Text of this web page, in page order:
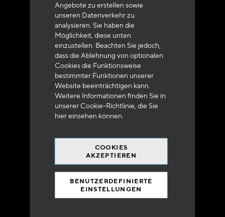
Angebote zu erstellen sowie
unseren Datenverkehr zu
analysieren. Sie haben die
Möglichkeit, diese unten
einzustellen. Beachten Sie jedoch,
dass die Ablehnung von optionalen
Cookies die Funktionsweise
bestimmter Funktionen unserer
Website beeinträchtigen kann.
Weitere Informationen finden Sie in
unserer Cookie-Richtlinie, die Sie
hiereinsehen können.
COOKIES
AKZEPTIEREN
BENUTZERDEFINIERTE
EINSTELLUNGEN
Lieferung innerhalb von 48 bis 72 Stunden in
Metropolitan-Frankreich
Versandkostenfrei
bei 250 Euros*
90% des Katalogs
in Verfügbarkeit